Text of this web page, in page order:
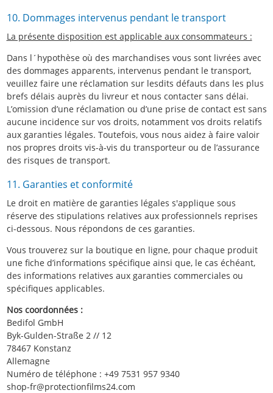
10. Dommages intervenus pendant le transport
La présente disposition est applicable aux consommateurs :
Dans l´hypothèse où des marchandises vous sont livrées avec
des dommages apparents, intervenus pendant le transport,
veuillez faire une réclamation sur lesdits défauts dans les plus
brefs délais auprès du livreur et nous contacter sans délai.
L’omission d’une réclamation ou d’une prise de contact est sans
aucune incidence sur vos droits, notamment vos droits relatifs
aux garanties légales. Toutefois, vous nous aidez à faire valoir
nos propres droits vis-à-vis du transporteur ou de l’assurance
des risques de transport.
11. Garanties et conformité
Le droit en matière de garanties légales s'applique sous
réserve des stipulations relatives aux professionnels reprises
ci-dessous. Nous répondons de ces garanties.
Vous trouverez sur la boutique en ligne, pour chaque produit
une fiche d’informations spécifique ainsi que, le cas échéant,
des informations relatives aux garanties commerciales ou
spécifiques applicables.
Nos coordonnées :
Bedifol GmbH
Byk-Gulden-Straße 2 // 12
78467 Konstanz
Allemagne
Numéro de téléphone : +49 7531 957 9340
shop-fr@protectionfilms24.com